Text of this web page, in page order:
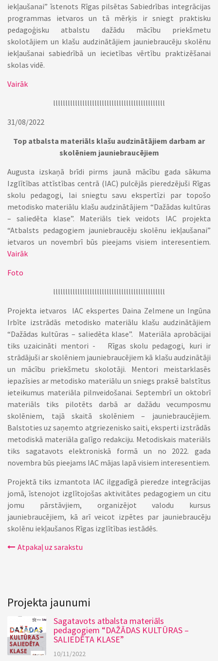
iekļaušanai” īstenots Rīgas pilsētas Sabiedrības integrācijas
programmas ietvaros un tā mērķis ir sniegt praktisku
pedagoģisku atbalstu dažādu mācību priekšmetu
skolotājiem un klašu audzinātājiem jauniebraucēju skolēnu
iekļaušanai sabiedrībā un iecietības vērtību praktizēšanai
skolas vidē.
Vairāk
llllllllllllllllllllllllllllllllllllllllllllll
31/08/2022
Top atbalsta materiāls klašu audzinātājiem darbam ar
skolēniem jauniebraucējiem
Augusta izskaņā brīdi pirms jaunā mācību gada sākuma
Izglītības attīstības centrā (IAC) pulcējās pieredzējuši Rīgas
skolu pedagogi, lai sniegtu savu ekspertīzi par topošo
metodisko materiālu klašu audzinātājiem “Dažādas kultūras
– saliedēta klase”. Materiāls tiek veidots IAC projekta
“Atbalsts pedagogiem jauniebraucēju skolēnu iekļaušanai”
ietvaros un novembrī būs pieejams visiem interesentiem.
Vairāk
Foto
llllllllllllllllllllllllllllllllllllllllllllll
Projekta ietvaros IAC ekspertes Daina Zelmene un Ingūna
Irbīte izstrādās metodisko materiālu klašu audzinātājiem
“Dažādas kultūras – saliedēta klase”. Materiāla aprobācijai
tiks uzaicināti mentori - Rīgas skolu pedagogi, kuri ir
strādājuši ar skolēniem jauniebraucējiem kā klašu audzinātāji
un mācību priekšmetu skolotāji. Mentori meistarklasēs
iepazīsies ar metodisko materiālu un sniegs praksē balstītus
ieteikumus materiāla pilnveidošanai. Septembrī un oktobrī
materiāls tiks pilotēts darbā ar dažādu vecumposmu
skolēniem, tajā skaitā skolēniem – jauniebraucējiem.
Balstoties uz saņemto atgriezenisko saiti, eksperti izstrādās
metodiskā materiāla galīgo redakciju. Metodiskais materiāls
tiks sagatavots elektroniskā formā un no 2022. gada
novembra būs pieejams IAC mājas lapā visiem interesentiem.
Projektā tiks izmantota IAC ilggadīgā pieredze integrācijas
jomā, īstenojot izglītojošas aktivitātes pedagogiem un citu
jomu pārstāvjiem, organizējot valodu kursus
jauniebraucējiem, kā arī veicot izpētes par jauniebraucēju
skolēnu iekļaušanos Rīgas izglītības iestādēs.
Atpakaļ uz sarakstu
Projekta jaunumi
Sagatavots atbalsta materiāls
pedagogiem “DAŽĀDAS KULTŪRAS –
SALIEDĒTA KLASE”
10/11/2022